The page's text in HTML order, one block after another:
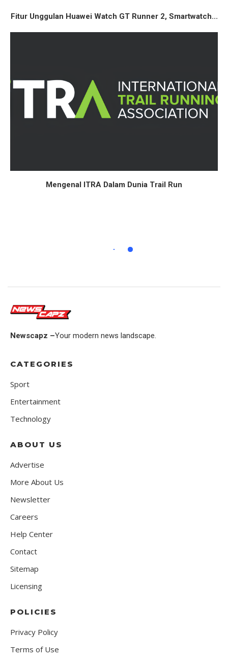
Fitur Unggulan Huawei Watch GT Runner 2, Smartwatch...
Mengenal ITRA Dalam Dunia Trail Run
Newscapz –Your modern news landscape.
CATEGORIES
Sport
Entertainment
Technology
ABOUT US
Advertise
More About Us
Newsletter
Careers
Help Center
Contact
Sitemap
Licensing
POLICIES
Privacy Policy
Terms of Use